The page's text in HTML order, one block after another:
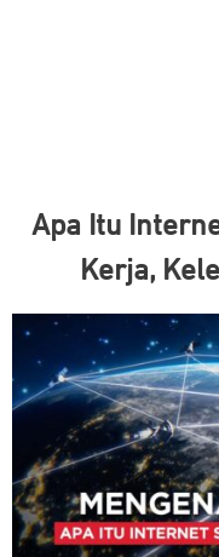
Apa Itu
Kerja,